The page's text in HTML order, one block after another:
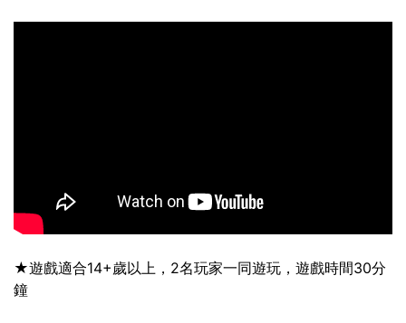
★遊戲適合14+歲以上，2名玩家一同遊玩，遊戲時間30分
鐘